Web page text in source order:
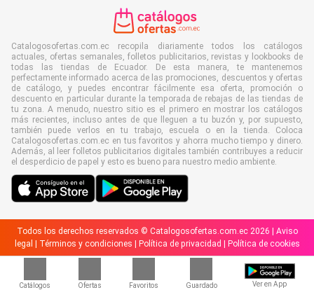
Catálogos Ofertas Favoritos Guardado Ver en App
Catalogosofertas.com.ec recopila diariamente todos los catálogos
actuales, ofertas semanales, folletos publicitarios, revistas y lookbooks de
todas las tiendas de Ecuador. De esta manera, te mantenemos
perfectamente informado acerca de las promociones, descuentos y ofertas
de catálogo, y puedes encontrar fácilmente esa oferta, promoción o
descuento en particular durante la temporada de rebajas de las tiendas de
tu zona. A menudo, nuestro sitio es el primero en mostrar los catálogos
más recientes, incluso antes de que lleguen a tu buzón y, por supuesto,
también puede verlos en tu trabajo, escuela o en la tienda. Coloca
Catalogosofertas.com.ec en tus favoritos y ahorra mucho tiempo y dinero.
Además, al leer folletos publicitarios digitales también contribuyes a reducir
el desperdicio de papel y esto es bueno para nuestro medio ambiente.
Todos los derechos reservados © Catalogosofertas.com.ec 2026 | Aviso
legal
Términos y condiciones Política de privacidad Política de cookies